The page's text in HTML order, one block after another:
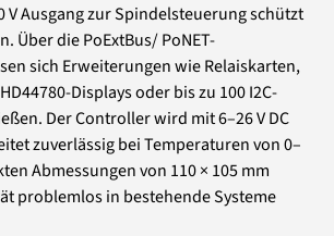
V Ausgang zur Spindelsteuerung schützt
Über die PoExtBus/ PoNET-
sich Erweiterungen wie Relaiskarten,
Displays oder bis zu 100 I2C-
Der Controller wird mit 6–26 V DC
zuverlässig bei Temperaturen von 0–
Abmessungen von 110 × 105 mm
problemlos in bestehende Systeme